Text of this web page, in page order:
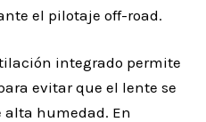
el pilotaje off-road.
integrado permite
evitar que el lente se
alta humedad. En